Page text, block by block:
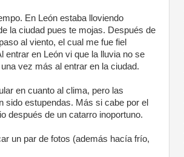
En León estaba lloviendo
la ciudad pues te mojas. Después de
al viento, el cual me fue fiel
entrar en León vi que la lluvia no se
vez más al entrar en la ciudad.
en cuanto al clima, pero las
sido estupendas. Más si cabe por el
después de un catarro inoportuno.
un par de fotos (además hacía frío,